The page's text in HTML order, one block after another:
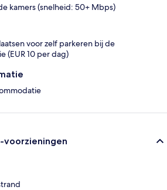
kamers (snelheid: 50+ Mbps)
voor zelf parkeren bij de
(EUR 10 per dag)
voorzieningen